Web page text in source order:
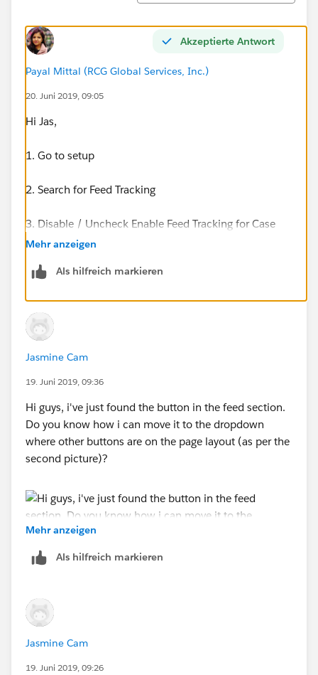
Akzeptierte Antwort
Payal Mittal (RCG Global Services, Inc.)
20. Juni 2019, 09:05
Hi Jas,
1. Go to setup
2. Search for Feed Tracking
3. Disable / Uncheck Enable Feed Tracking for Case
relocated. But then Chatter will be disabled.
Mehr anzeigen
Als hilfreich markieren
Jasmine Cam
19. Juni 2019, 09:36
Hi guys, i've just found the button in the feed section.
Do you know how i can move it to the dropdown
where other buttons are on the page layout (as per the
second picture)?
Mehr anzeigen
Als hilfreich markieren
Jasmine Cam
19. Juni 2019, 09:26